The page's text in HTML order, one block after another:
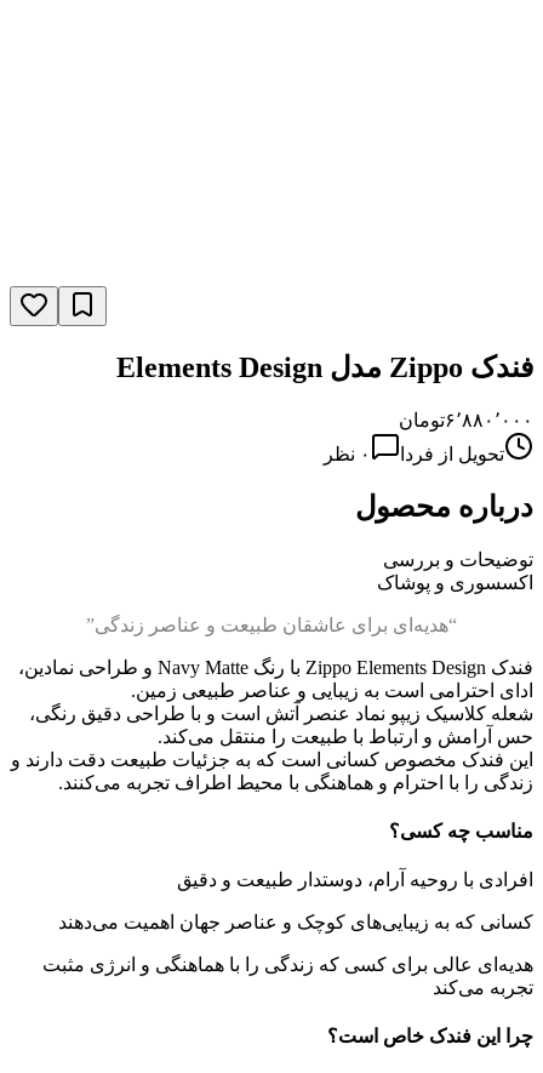
فندک Zippo مدل Elements Design
۶٬۸۸۰٬۰۰۰تومان
تحویل از فردا
۰ نظر
درباره محصول
توضیحات و بررسی
اکسسوری و پوشاک
“هدیه‌ای برای عاشقان طبیعت و عناصر زندگی”
فندک Zippo Elements Design با رنگ Navy Matte و طراحی نمادین،
ادای احترامی است به زیبایی و عناصر طبیعی زمین.
شعله کلاسیک زیپو نماد عنصر آتش است و با طراحی دقیق رنگی،
حس آرامش و ارتباط با طبیعت را منتقل می‌کند.
این فندک مخصوص کسانی است که به جزئیات طبیعت دقت دارند و
زندگی را با احترام و هماهنگی با محیط اطراف تجربه می‌کنند.
مناسب چه کسی؟
افرادی با روحیه آرام، دوستدار طبیعت و دقیق
کسانی که به زیبایی‌های کوچک و عناصر جهان اهمیت می‌دهند
هدیه‌ای عالی برای کسی که زندگی را با هماهنگی و انرژی مثبت
تجربه می‌کند
چرا این فندک خاص است؟